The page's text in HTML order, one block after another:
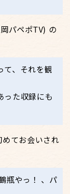
パペポTV) の
て、それを観
った収録にも
てお会いされ
瓶やっ！ 、パ